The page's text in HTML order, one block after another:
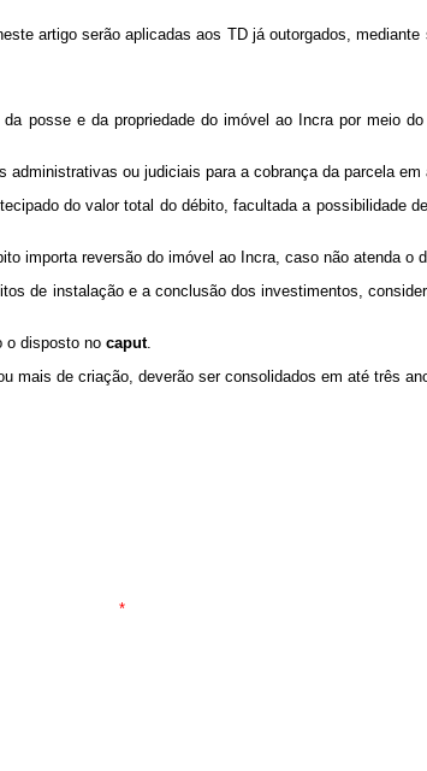
artigo serão aplicadas aos TD já outorgados,
posse e da propriedade do imóvel ao Incra por meio
ou judiciais para a cobrança da parcela em
do valor total do débito, facultada a possibilidade
importa reversão do imóvel ao Incra, caso não atenda o
de instalação e a conclusão dos investimentos,
o disposto no caput.
mais de criação, deverão ser consolidados em até três
*